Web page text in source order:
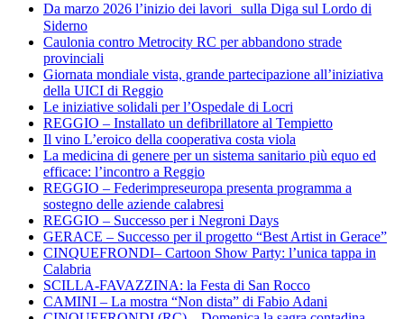
Da marzo 2026 l’inizio dei lavori sulla Diga sul Lordo di
Siderno
Caulonia contro Metrocity RC per abbandono strade
provinciali
Giornata mondiale vista, grande partecipazione all’iniziativa
della UICI di Reggio
Le iniziative solidali per l’Ospedale di Locri
REGGIO – Installato un defibrillatore al Tempietto
Il vino L’eroico della cooperativa costa viola
La medicina di genere per un sistema sanitario più equo ed
efficace: l’incontro a Reggio
REGGIO – Federimpreseuropa presenta programma a
sostegno delle aziende calabresi
REGGIO – Successo per i Negroni Days
GERACE – Successo per il progetto “Best Artist in Gerace”
CINQUEFRONDI– Cartoon Show Party: l’unica tappa in
Calabria
SCILLA-FAVAZZINA: la Festa di San Rocco
CAMINI – La mostra “Non dista” di Fabio Adani